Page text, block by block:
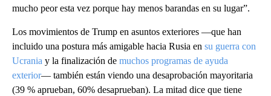
mucho peor esta vez porque hay menos barandas en su lugar”.
Los movimientos de Trump en asuntos exteriores ―que han
incluido una postura más amigable hacia Rusia en su guerra con
Ucrania y la finalización de muchos programas de ayuda
exterior― también están viendo una desaprobación mayoritaria
(39 % aprueban, 60% desaprueban). La mitad dice que tiene